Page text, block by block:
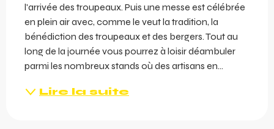
l'arrivée des troupeaux. Puis une messe est célébrée
en plein air avec, comme le veut la tradition, la
bénédiction des troupeaux et des bergers. Tout au
long de la journée vous pourrez à loisir déambuler
parmi les nombreux stands où des artisans en...
Lire la suite